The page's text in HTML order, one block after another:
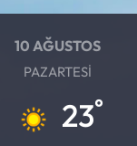
10 AĞUSTOS
PAZARTESI
23°